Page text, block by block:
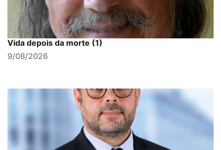
Vida depois da morte (1)
9/08/2026